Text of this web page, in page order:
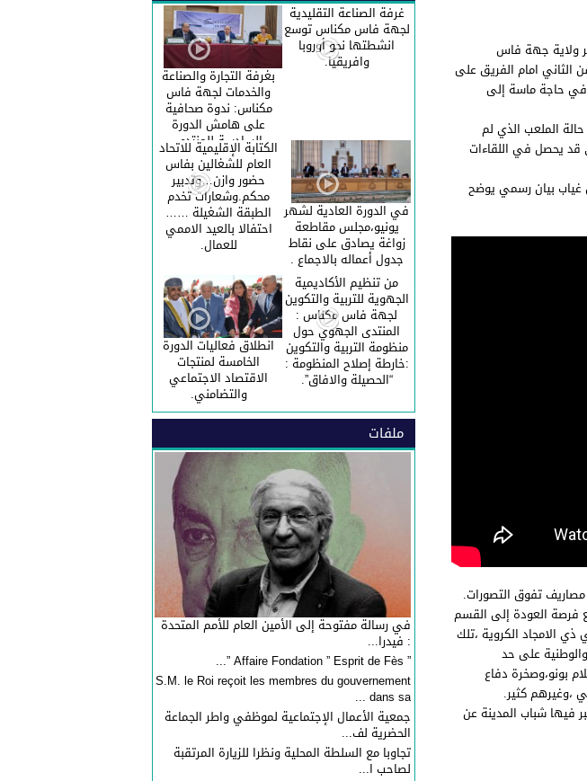
غرفة الصناعة التقليدية
لجهة فاس مكناس توسع
انشطتها نحو أوروبا
وافريقيا.
بغرفة التجارة والصناعة
والخدمات لجهة فاس
مكناس: ندوة صحافية
على هامش الدورة
السادسة للمنتدى
الاقتصادي للجهة.
في الدورة العادية لشهر
يونيو،مجلس مقاطعة
زواغة يصادق على نقاط
جدول أعماله بالاجماع .
الكتابة الإقليمية للاتحاد
العام للشغالين بفاس
حضور وازن…وتدبير
محكم.وشعارات تخدم
الطبقة الشغيلة ……
احتفالا بالعيد الاممي
للعمال.
من تنظيم الأكاديمية
الجهوية للتربية والتكوين
لجهة فاس مكناس :
المنتدى الجهوي حول
منظومة التربية والتكوين
:خارطة إصلاح المنظومة :
“الحصيلة والافاق”.
انطلاق فعاليات الدورة
الخامسة لمنتجات
الاقتصاد الاجتماعي
والتضامني.
ملفات
في رسالة مفتوحة إلى الأمين العام للأمم المتحدة
: فيدرا...
” Affaire Fondation ” Esprit de Fès ”...
S.M. le Roi reçoit les membres du gouvernement
dans sa ...
جمعية الأعمال الإجتماعية لموظفي واطر الجماعة
الحضرية لف...
تجاوبا مع السلطة المحلية ونظرا للزيارة المرتقبة
لصاحب ا...
ولاية جهة فاس
الثاني امام الفريق على
حاجة ماسة إلى
الملعب الذي لم
قد يحصل في اللقاءات
غياب بيان رسمي يوضح
تفوق التصورات.
فرصة العودة إلى القسم
ذي الامجاد الكروية ،تلك
على حد
بونو،وصخرة دفاع
،وغيرهم كثير.
فيها شباب المدينة عن